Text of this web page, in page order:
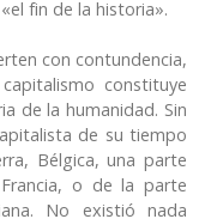
fin de la historia».
con contundencia,
constituye
de la humanidad. Sin
de su tiempo
Bélgica, una parte
o de la parte
No existió nada